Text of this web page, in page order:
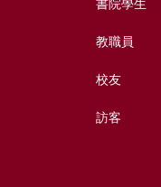
教職員
校友
訪客